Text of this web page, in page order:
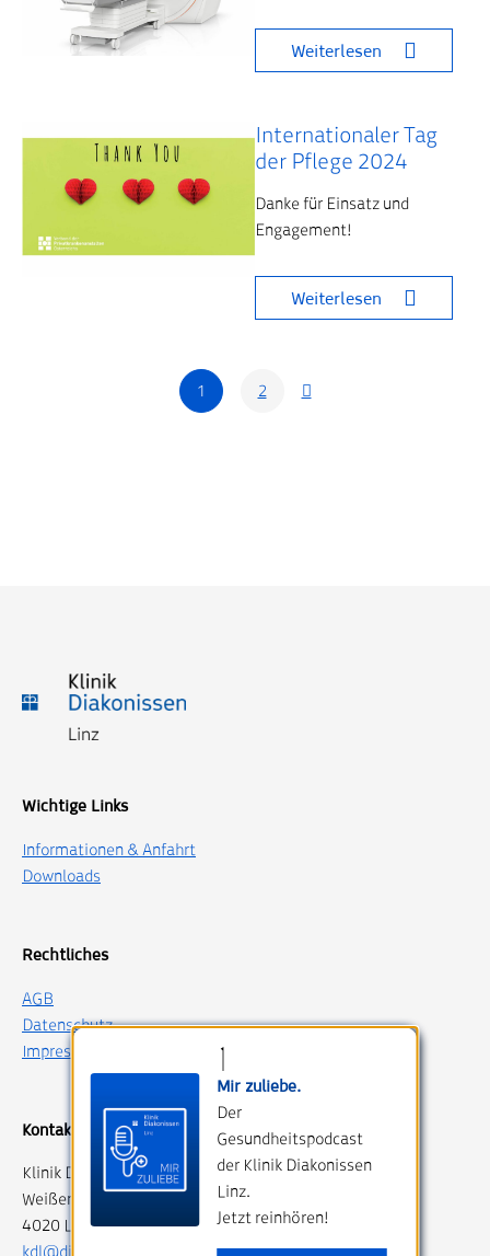
Weiterlesen
Internationaler Tag
der Pflege 2024
Danke für Einsatz und
Engagement!
Weiterlesen
1 2
Wichtige Links
Informationen & Anfahrt
Downloads
Rechtliches
AGB
Datenschutz
Impressum
Kontakt
Klinik Diakonissen Linz
Weißenwolffstraße 15
4020 Linz, Austria
Mir zuliebe.
Der
Gesundheitspodcast
der Klinik Diakonissen
Linz.
Jetzt reinhören!